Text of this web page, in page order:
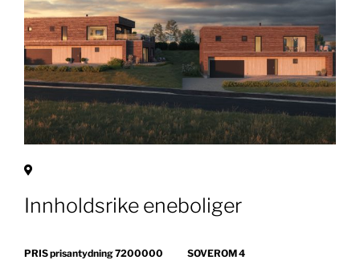
Innholdsrike eneboliger
PRIS prisantydning 7200000 SOVEROM 4